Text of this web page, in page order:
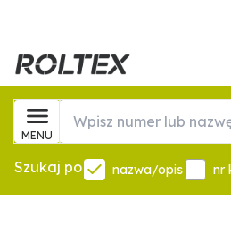
MENU
Szukaj po nazwa/opis nr